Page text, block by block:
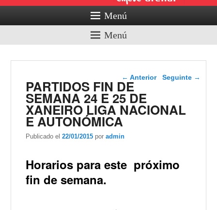
Menú
Menú
Navegador de artigos
← Anterior Seguinte →
PARTIDOS FIN DE
SEMANA 24 E 25 DE
XANEIRO LIGA NACIONAL
E AUTONÓMICA
Publicado el22/01/2015 poradmin
Horarios para este próximo
fin de semana.